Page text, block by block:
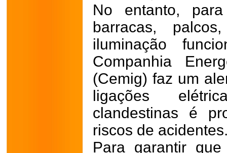
No entanto,
barracas,
iluminação
Companhia
(Cemig) faz um
ligações
clandestinas é
riscos de
Para garantir